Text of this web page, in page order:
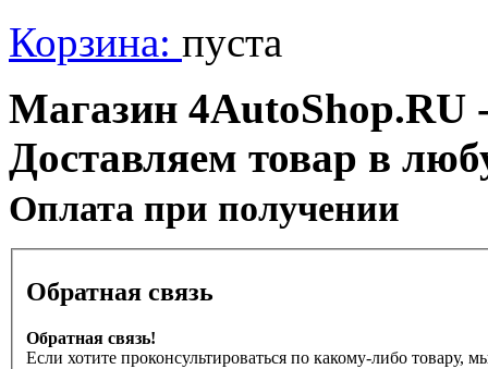
Корзина: пуста
Магазин 4AutoShop.RU
Доставляем товар в
Оплата при получении
Обратная связь
Обратная связь!
Если хотите проконсультироваться по какому-либо товару,